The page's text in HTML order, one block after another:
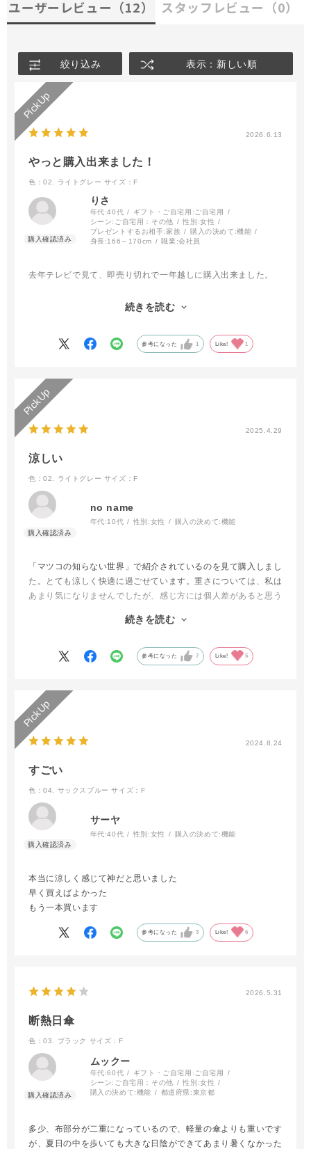
ユーザーレビュー （12） スタッフレビュー （0）
絞り込み 表示：新しい順
2026.6.13
やっと購入出来ました！
色：02. ライトグレー サイズ：F
りさ
年代:40代 ギフト・ご自宅用:ご自宅用
シーン: ご自宅用：その他 性別:女性
プレゼントするお相手:家族 購入の決めて:機能
身長:166～170cm 職業:会社員
去年テレビで見て、即売り切れで一年越しに購入出来ました。
子どもの通学路に日陰が無いので子どもに持たせます！
続きを読む
参考になった 1 Like! 1
2025.4.29
涼しい
色：02. ライトグレー サイズ：F
no name
年代:10代 性別:女性 購入の決めて:機能
「マツコの知らない世界」で紹介されているのを見て購入しまし
た。とても涼しく快適に過ごせています。重さについては、私は
あまり気になりませんでしたが、感じ方には個人差があると思う
すすめです。生地が三重になっているため少し畳みにくいです
続きを読む
参考になった 7 Like! 5
2024.8.24
すごい
色：04. サックスブルー サイズ：F
サーヤ
年代:40代 性別:女性 購入の決めて:機能
本当に涼しく感じて神だと思いました
早く買えばよかった
もう一本買います
参考になった 3 Like! 6
2026.5.31
断熱日傘
色：03. ブラック サイズ：F
ムックー
年代:60代 ギフト・ご自宅用:ご自宅用
シーン: ご自宅用：その他 性別:女性
購入の決めて:機能 都道府県:東京都
多少、布部分が二重になっているので、軽量の傘よりも重いです
が、夏日の中を歩いても大きな日陰ができてあまり暑くなかった